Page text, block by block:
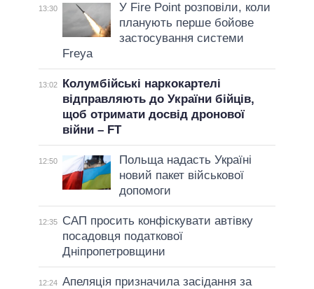
13:30
У Fire Point розповіли, коли
планують перше бойове
застосування системи
Freya
13:02
Колумбійські наркокартелі
відправляють до України бійців,
щоб отримати досвід дронової
війни – FT
12:50
Польща надасть Україні
новий пакет військової
допомоги
12:35
САП просить конфіскувати автівку
посадовця податкової
Дніпропетровщини
12:24 Апеляція призначила засідання за